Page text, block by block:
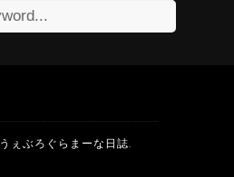
うぇぶろぐらまーな日誌